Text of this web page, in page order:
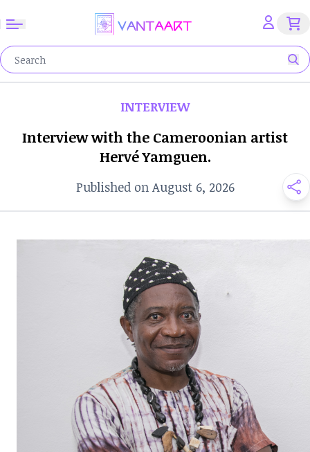
INTERVIEW
Interview with the Cameroonian artist
Hervé Yamguen.
Published on August 6, 2026